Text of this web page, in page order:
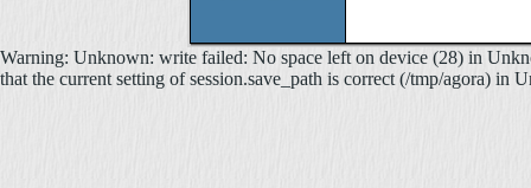
Warning: Unknown: write failed: No space left on device (28) in
that the current setting of session.save_path is correct (/tmp/agora) in